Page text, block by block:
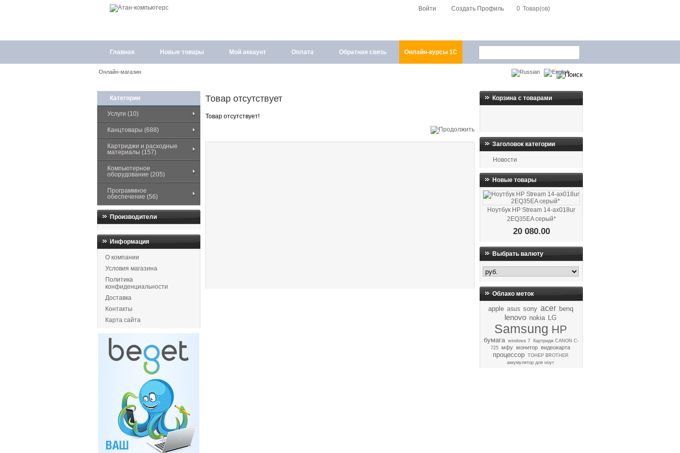
Войти Создать Профиль 0 Товар(ов)
Главная Новые товары Мой аккаунт Оплата Обратная связь Онлайн-курсы 1С
Онлайн-магазин
Категории
Услуги (10)
Канцтовары (688)
Картриджи и расходные
материалы (157)
Компьютерное
оборудование (205)
Программное
обеспечение (56)
Производители
Информация
О компании
Условия магазина
Политика
конфиденциальности
Доставка
Контакты
Карта сайта
Товар отсутствует
Товар отсутствует!
Корзина с товарами
Заголовок категории
Новости
Новые товары
Ноутбук HP Stream 14-ax018ur
2EQ35EA серый*
20 080.00
Выбрать валюту
Облако меток
apple asus sony acer benq
lenovo nokia LG
Samsung HP
бумага windows 7
Картридж CANON C-
725 мфу монитор видеокарта
процессор
ТОНЕР BROTHER
аккумулятор для ноут